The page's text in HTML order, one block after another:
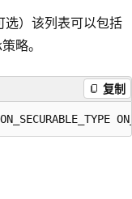
选）该列表可以包括
略。
复制